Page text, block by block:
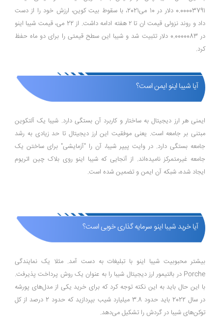
0.00003791 دلار در 10 می‌2021، با سقوط بیت کوین، ارزش خود را از دست
داد و روند نزولی قیمت ان تا ۲ هفته ادامه داشت. از 22 می، قیمت شیبا اینو
در 0.0000083 دلار تثبیت شد و شیبا این سطح قیمتی را برای دو ماه حفظ
کرد.
آیا شیبا اینو ایمن است؟
ایمنی هر ارز دیجیتال به ساختار و کاربرد آن بستگی دارد. شیبا یک آلتکوین
مبتنی بر جامعه است. یعنی موفقیت این ارز دیجیتال تا حد زیادی به رشد
جامعه بستگی دارد. در وایت پیپر شیبا، آن را "آزمایشی" برای ساختن یک
جامعه غیرمتمرکز نامیده‌اند. از آنجایی که شیبا اینو روی بلاک چین اتریوم
ایجاد شده، شبکه آن ایمن و تضمین شده است.
آیا خرید شیبا اینو سرمایه گذاری خوبی است؟
بیشتر محبوبیت شیبا اینو با تبلیغات به دست آمد. مثلا یک نمایندگی
Porche در بالتیمور ارز دیجیتال شیبا را به عنوان یک روش پرداخت پذیرفت.
با این حال باید به این نکته توجه کرد که برای خرید یکی از مدل‌های پورشه
در سال 2022 باید حدود 3.8 میلیارد شیب بپردازید که حدود 2 درصد از کل
توکن‌های شیبا در گردش را تشکیل می‌دهد.